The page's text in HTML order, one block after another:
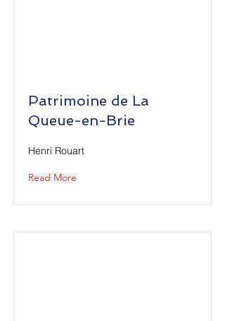
Patrimoine de La
Queue-en-Brie
Henri Rouart
Read More